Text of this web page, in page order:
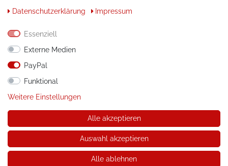
ANLEITUNGEN
Montageanleitungen
© Copyright 2026 tuning-art.com GmbH. Alle Rechte
vorbehalten.
* gilt für Lieferungen innerhalb Deutschlands, Lieferkosten und
Lieferzeiten für andere Länder entnehmen Sie bitte der
Schaltfläche mit den Versandinformationen
Daten­schutz­erklärung
Impressum
Essenziell
Externe Medien
PayPal
Funktional
Weitere Einstellungen
Alle akzeptieren
Auswahl akzeptieren
Alle ablehnen